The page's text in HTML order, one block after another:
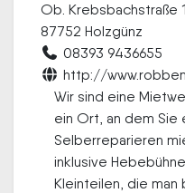
Ob. Krebsbachstraße 1
87752 Holzgünz
08393 9436655
http://
Wir sind eine
ein Ort, an dem Sie
Selberreparieren
inklusive
Kleinteilen, die